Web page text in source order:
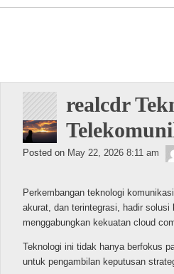
realcdr
Posted on May 22, 2026 8:11 am
Perkembangan teknologi
akurat, dan terintegrasi, hadir
menggabungkan kekuatan cloud
Teknologi ini tidak hanya berfokus
untuk pengambilan keputusan